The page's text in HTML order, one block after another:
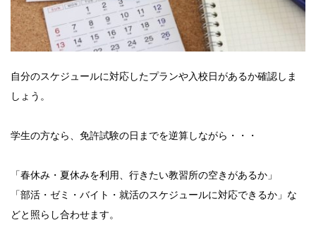
自分のスケジュールに対応したプランや入校日があるか確認しま
しょう。
学生の方なら、免許試験の日までを逆算しながら・・・
「春休み・夏休みを利用、行きたい教習所の空きがあるか」
「部活・ゼミ・バイト・就活のスケジュールに対応できるか」な
どと照らし合わせます。